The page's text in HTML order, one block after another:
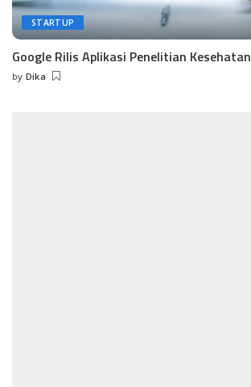
STARTUP
Google Rilis Aplikasi Penelitian Kesehatan
Posted
by Dika